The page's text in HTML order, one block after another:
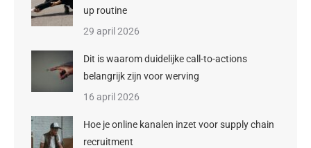
up routine
29 april 2026
Dit is waarom duidelijke call-to-actions
belangrijk zijn voor werving
16 april 2026
Hoe je online kanalen inzet voor supply chain
recruitment